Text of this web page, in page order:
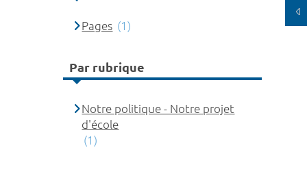
Pages (1)
Par rubrique
Notre politique - Notre projet
d'école
(1)